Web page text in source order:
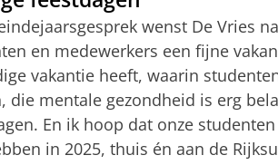
wenst De Vries
en medewerkers een fijne
vakantie heeft, waarin
die mentale gezondheid is erg
En ik hoop dat onze
in 2025, thuis én aan de